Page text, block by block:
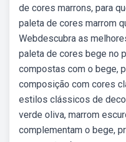
de cores marrons, para
paleta de cores marrom
Webdescubra as
paleta de cores bege no
compostas com o bege,
composição com cores
estilos clássicos de
verde oliva, marrom
complementam o bege,